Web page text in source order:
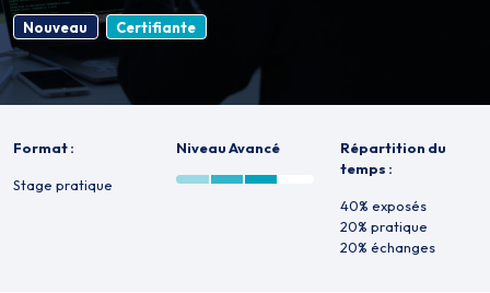
Nouveau Certifiante
Format :
Stage pratique
Niveau Avancé
Répartition du
temps :
40% exposés
20% pratique
20% échanges